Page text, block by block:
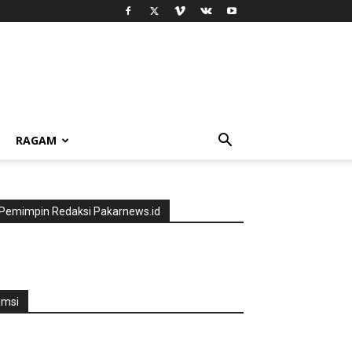
RAGAM
Pemimpin Redaksi Pakarnews.id